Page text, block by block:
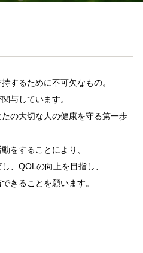
するために不可欠なもの。
与しています。
たの大切な人の健康を守る第一歩
をすることにより、
、QOLの向上を目指し、
きることを願います。